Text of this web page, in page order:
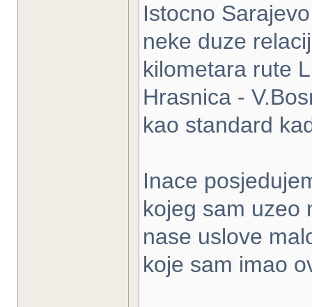
Istocno
neke duze
kilometara rute
Hrasnica -
kao standard
Inace
kojeg sam uzeo
nase uslove
koje sam imao